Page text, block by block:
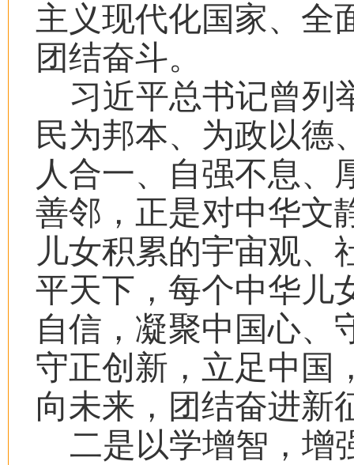
主义现代化国家、全
团结奋斗。
习近平总书记曾列
民为邦本、为政以德
人合一、自强不息、
善邻，正是对中华文
儿女积累的宇宙观、
平天下，每个中华儿
自信，凝聚中国心、
守正创新，立足中国
向未来，团结奋进新
二是以学增智，增